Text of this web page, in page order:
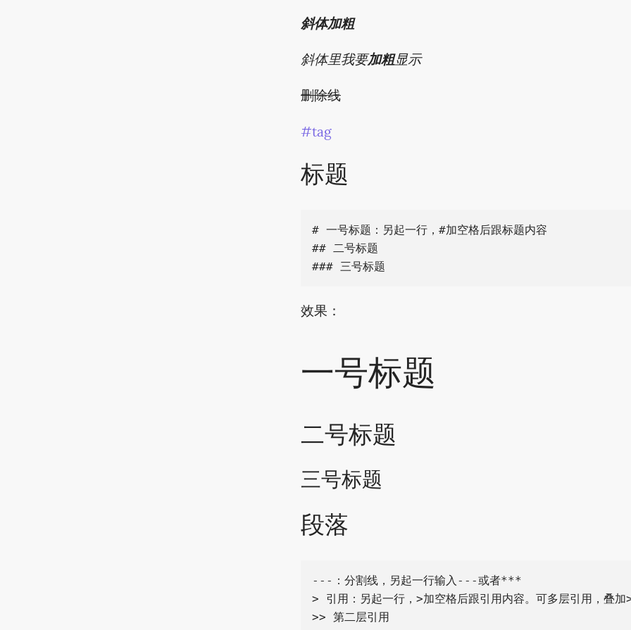
斜体加粗
斜体里我要加粗显示
删除线
#tag
标题
# 一号标题：另起一行，#加空格后跟标题内容
## 二号标题
效果：
一号标题
二号标题
三号标题
段落
---：分割线，另起一行输入---或者***
> 引用：另起一行，>加空格后跟引用内容。可多层引用，叠加
>> 第二层引用